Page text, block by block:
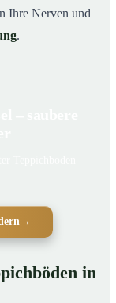
Ihre Nerven und
.
→
in